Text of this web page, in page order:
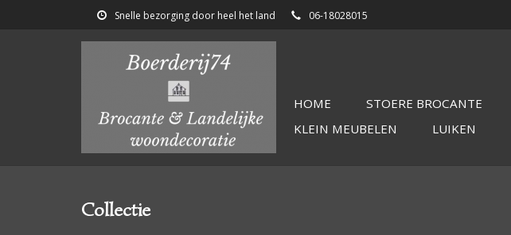
Snelle bezorging door heel het land 06-18028015
HOME STOERE BROCANTE
KLEIN MEUBELEN
LUIKEN
Collectie